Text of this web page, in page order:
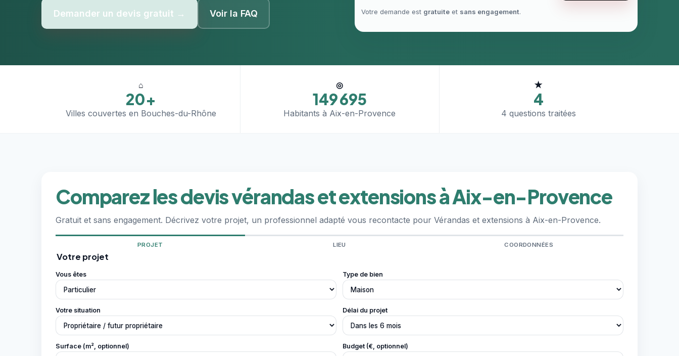
Demander un devis gratuit → Voir la FAQ Votre demande est gratuite et sans engagement.
⌂
20+
Villes couvertes en Bouches-du-Rhône
◎
149 695
Habitants à Aix-en-Provence
★
4
4 questions traitées
Comparez les devis vérandas et extensions à Aix-en-Provence
Gratuit et sans engagement. Décrivez votre projet, un professionnel adapté vous recontacte pour Vérandas et extensions à Aix-en-Provence.
PROJET LIEU COORDONNÉES
Votre projet
Vous êtes Type de bien
Votre situation Délai du projet
Surface (m², optionnel) Budget (€, optionnel)